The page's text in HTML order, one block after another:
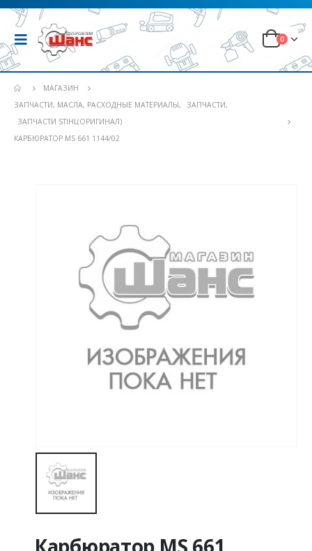
0
МАГАЗИН
ЗАПЧАСТИ, МАСЛА, РАСХОДНЫЕ МАТЕРИАЛЫ, ЗАПЧАСТИ,
ЗАПЧАСТИ STIHL(ОРИГИНАЛ)
КАРБЮРАТОР MS 661 1144/02